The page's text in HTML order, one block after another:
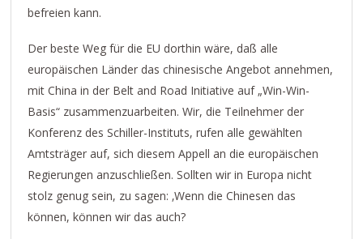
befreien kann.
Der beste Weg für die EU dorthin wäre, daß alle
europäischen Länder das chinesische Angebot annehmen,
mit China in der Belt and Road Initiative auf „Win-Win-
Basis“ zusammenzuarbeiten. Wir, die Teilnehmer der
Konferenz des Schiller-Instituts, rufen alle gewählten
Amtsträger auf, sich diesem Appell an die europäischen
Regierungen anzuschließen. Sollten wir in Europa nicht
stolz genug sein, zu sagen: ‚Wenn die Chinesen das
können, können wir das auch?